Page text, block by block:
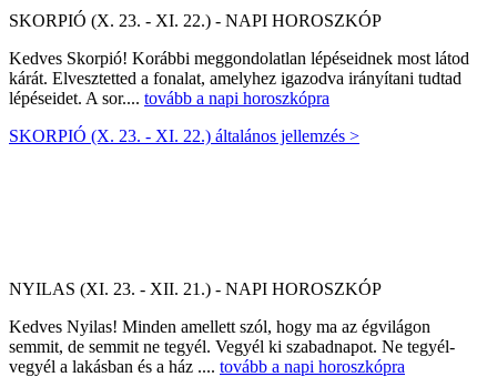
SKORPIÓ (X. 23. - XI. 22.) - NAPI HOROSZKÓP
Kedves Skorpió! Korábbi meggondolatlan lépéseidnek most látod
kárát. Elvesztetted a fonalat, amelyhez igazodva irányítani tudtad
lépéseidet. A sor.... tovább a napi horoszkópra
SKORPIÓ (X. 23. - XI. 22.) általános jellemzés >
NYILAS (XI. 23. - XII. 21.) - NAPI HOROSZKÓP
Kedves Nyilas! Minden amellett szól, hogy ma az égvilágon
semmit, de semmit ne tegyél. Vegyél ki szabadnapot. Ne tegyél-
vegyél a lakásban és a ház .... tovább a napi horoszkópra